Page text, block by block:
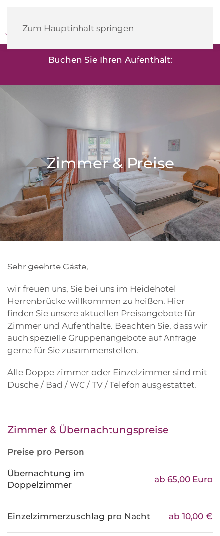
Zum Hauptinhalt springen
Herrenbrücke
Buchen Sie Ihren Aufenthalt:
Zimmer & Preise
Sehr geehrte Gäste,
wir freuen uns, Sie bei uns im Heidehotel
Herrenbrücke willkommen zu heißen. Hier
finden Sie unsere aktuellen Preisangebote für
Zimmer und Aufenthalte. Beachten Sie, dass wir
auch spezielle Gruppenangebote auf Anfrage
gerne für Sie zusammenstellen.
Alle Doppelzimmer oder Einzelzimmer sind mit
Dusche / Bad / WC / TV / Telefon ausgestattet.
Zimmer & Übernachtungspreise
Preise pro Person
Übernachtung im
Doppelzimmer
ab 65,00 Euro
Einzelzimmerzuschlag pro Nacht ab 10,00 €